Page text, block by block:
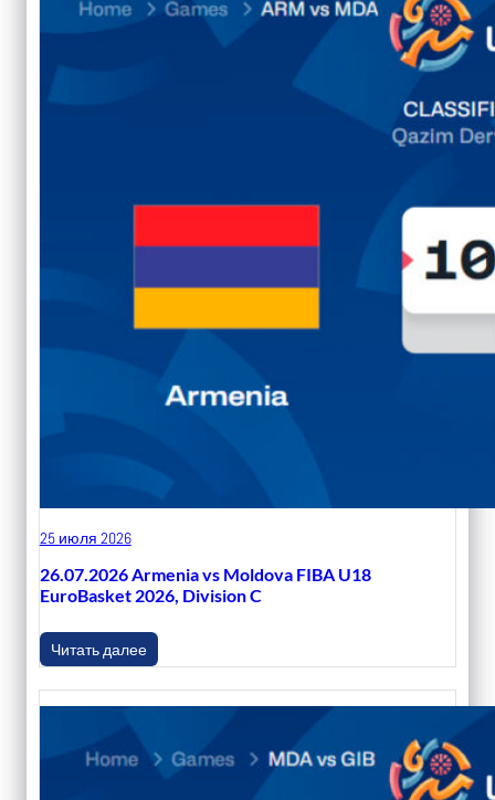
25 июля 2026
26.07.2026 Armenia vs Moldova FIBA U18
EuroBasket 2026, Division C
Читать далее